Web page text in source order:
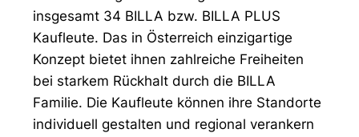
insgesamt 34 BILLA bzw. BILLA PLUS
Kaufleute. Das in Österreich einzigartige
Konzept bietet ihnen zahlreiche Freiheiten
bei starkem Rückhalt durch die BILLA
Familie. Die Kaufleute können ihre Standorte
individuell gestalten und regional verankern